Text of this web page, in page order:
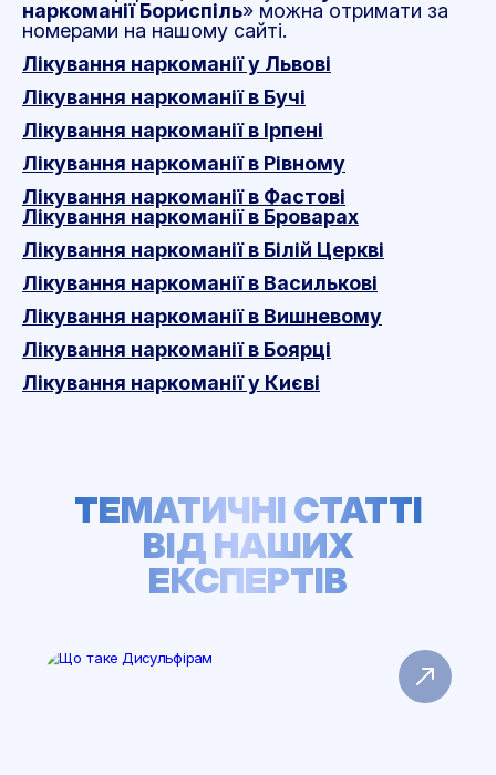
наркоманії Бориспіль» можна отримати за
номерами на нашому сайті.
Лікування наркоманії у Львові
Лікування наркоманії в Бучі
Лікування наркоманії в Ірпені
Лікування наркоманії в Рівному
Лікування наркоманії в Фастові
Лікування наркоманії в Броварах
Лікування наркоманії в Білій Церкві
Лікування наркоманії в Василькові
Лікування наркоманії в Вишневому
Лікування наркоманії в Боярці
Лікування наркоманії у Києві
ТЕМАТИЧНІ СТАТТІ
ВІД НАШИХ
ЕКСПЕРТІВ